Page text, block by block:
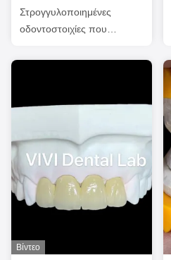
Στρογγυλοποιημένες
οδοντοστοιχίες που
εμφυτεύματα υψηλής
Βίντεο